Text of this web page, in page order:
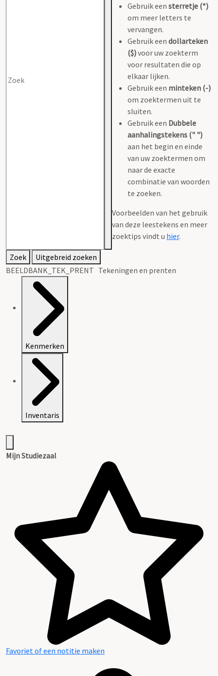
Gebruik een sterretje (*)
om meer letters te
vervangen.
Gebruik een dollarteken
($)voor uw zoekterm
voor resultaten die op
elkaar lijken.
Gebruik een minteken (-)
om zoektermen uit te
sluiten.
Gebruik een Dubbele
aanhalingstekens (" ")
aan het begin en einde
van uw zoektermen om
naar de exacte
combinatie van woorden
te zoeken.
Voorbeelden van het gebruik
van deze leestekens en meer
zoektips vindt u hier.
Zoek
Uitgebreid zoeken
BEELDBANK_TEK_PRENT Tekeningen en prenten
Kenmerken
Inventaris
Mijn Studiezaal
Favoriet of een notitie maken